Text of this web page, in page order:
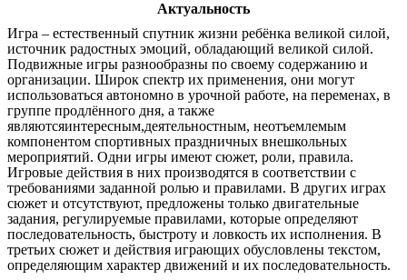
Актуальность
Игра – естественный спутник жизни ребёнка великой силой,
источник радостных эмоций, обладающий великой силой.
Подвижные игры разнообразны по своему содержанию и
организации. Широк спектр их применения, они могут
использоваться автономно в урочной работе, на переменах, в
группе продлённого дня, а также
являютсяинтересным,деятельностным, неотъемлемым
компонентом спортивных праздничных внешкольных
мероприятий. Одни игры имеют сюжет, роли, правила.
Игровые действия в них производятся в соответствии с
требованиями заданной ролью и правилами. В других играх
сюжет и отсутствуют, предложены только двигательные
задания, регулируемые правилами, которые определяют
последовательность, быстроту и ловкость их исполнения. В
третьих сюжет и действия играющих обусловлены текстом,
определяющим характер движений и их последовательность.